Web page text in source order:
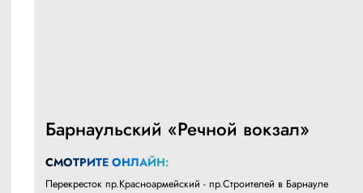
Барнаульский «Речной вокзал»
СМОТРИТЕ ОНЛАЙН:
Перекресток пр.Красноармейский - пр.Строителей в Барнауле